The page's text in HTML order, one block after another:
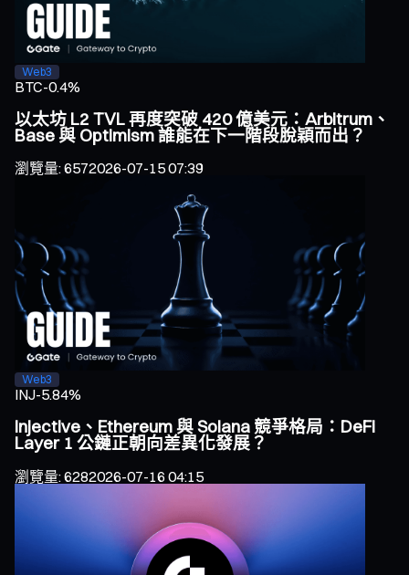
Web3
BTC-0.4%
以太坊 L2 TVL 再度突破 420 億美元：Arbitrum、
Base 與 Optimism 誰能在下一階段脫穎而出？
瀏覽量:6572026-07-15 07:39
Web3
INJ-5.84%
Injective、Ethereum 與 Solana 競爭格局：DeFi
Layer 1 公鏈正朝向差異化發展？
瀏覽量:6282026-07-16 04:15